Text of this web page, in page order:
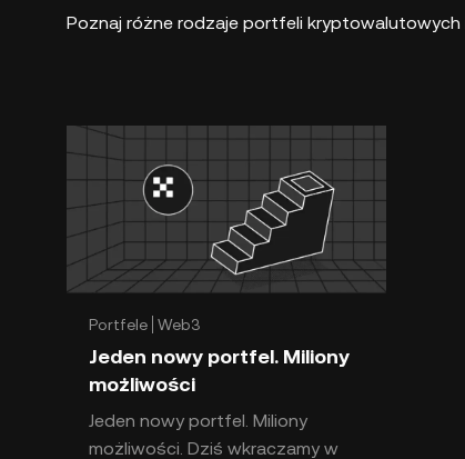
Poznaj różne rodzaje portfeli kryptowalutowych
Portfele Web3
Jeden nowy portfel. Miliony
możliwości
Jeden nowy portfel. Miliony
możliwości. Dziś wkraczamy w